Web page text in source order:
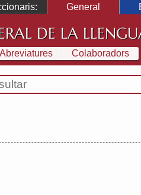
General
DE LA
Abreviatures Colaboradors